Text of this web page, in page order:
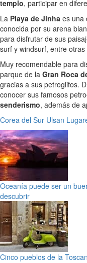
templo, participar en
La Playa de Jinha es una
conocida por su arena
para disfrutar de sus
surf y windsurf, entre
Muy recomendable para
parque de la Gran Roca
gracias a sus petroglifos.
conocer sus famosos
senderismo, además de
Corea del Sur Ulsan
Oceanía puede ser un
descubrir
Cinco pueblos de la